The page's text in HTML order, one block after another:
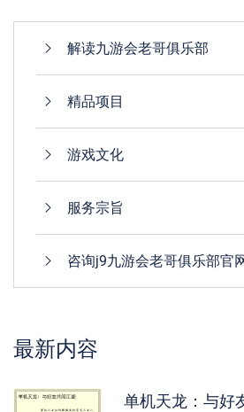
解读九游会老哥俱乐部
精品项目
游戏文化
服务宗旨
咨询j9九游会老哥俱乐部官
最新内容
单机天龙：与好